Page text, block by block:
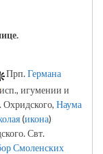
Прп.Германа
игумении и
Охридского, Наума
(икона)
Свт.
Смоленских